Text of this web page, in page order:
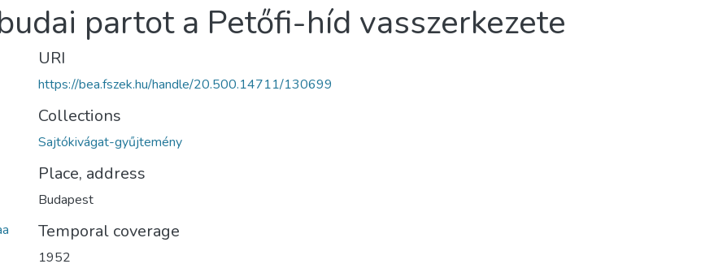
partot a Petőfi-híd vasszerkezete
URI
https://bea.fszek.hu/handle/20.500.14711/130699
Collections
Sajtókivágat-gyűjtemény
Place, address
Budapest
Temporal coverage
1952